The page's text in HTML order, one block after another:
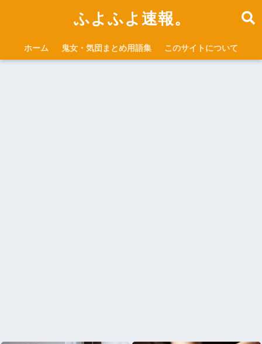
ふよふよ速報。
ホーム 鬼女・気団まとめ用語集 このサイトについて